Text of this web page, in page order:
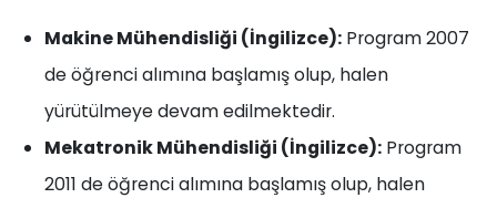
Makine Mühendisliği (İngilizce):Program 2007
de öğrenci alımına başlamış olup, halen
yürütülmeye devam edilmektedir.
Mekatronik Mühendisliği (İngilizce):Program
2011 de öğrenci alımına başlamış olup, halen